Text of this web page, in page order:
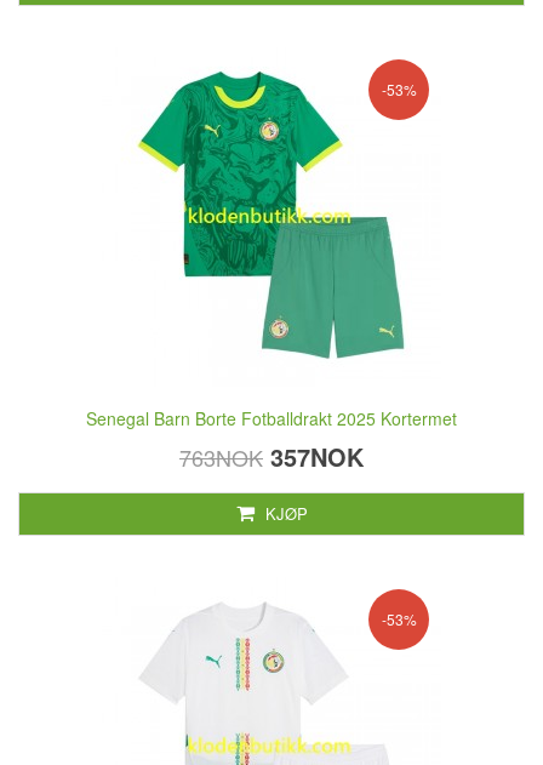
-53%
Senegal Barn Borte Fotballdrakt 2025 Kortermet
763NOK 357NOK
KJØP
-53%